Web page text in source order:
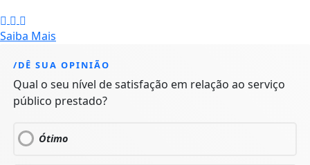
Saiba Mais
/DÊ SUA OPINIÃO
Qual o seu nível de satisfação em relação ao serviço
público prestado?
Ótimo